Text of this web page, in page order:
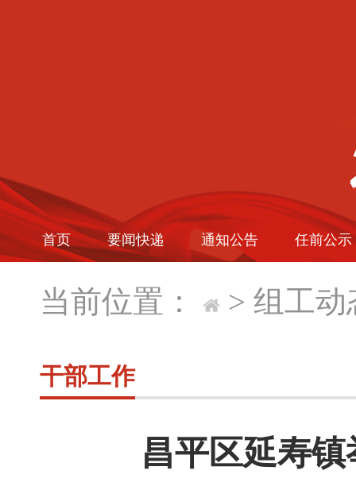
首页 要闻快递 通知公告 任前公示
当前位置： > 组工动
干部工作
昌平区延寿